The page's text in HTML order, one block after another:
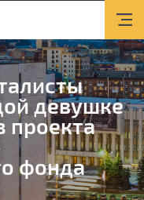
девушке
проекта
фонда